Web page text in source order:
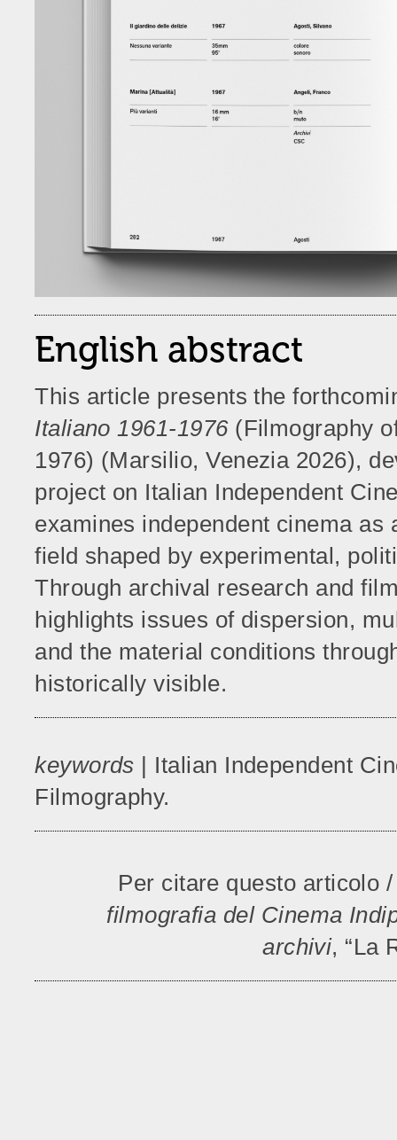
English abstract
This article presents the
Italiano 1961-1976(Filmography
1976) (Marsilio, Venezia 2026),
project on Italian Independent
examines independent cinema
field shaped by experimental,
Through archival research and
highlights issues of dispersion,
and the material conditions
historically visible.
keywords | Italian Independent
Filmography.
Per citare questo articolo
filmografia del Cinema
archivi, “La